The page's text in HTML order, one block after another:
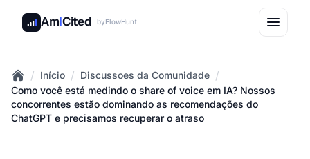
AmICited byFlowHunt
Home
/ Início / Discussoes da Comunidade /
Como você está medindo o share of voice em IA? Nossos
concorrentes estão dominando as recomendações do
ChatGPT e precisamos recuperar o atraso